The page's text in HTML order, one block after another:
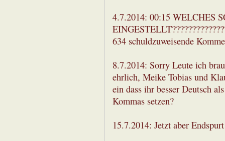
4.7.2014: 00:15 WELCHES
634 schuldzuweisende
8.7.2014: Sorry Leute ich
ehrlich, Meike Tobias und
ein dass ihr besser Deutsch
Kommas setzen?
15.7.2014: Jetzt aber